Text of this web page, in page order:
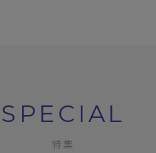
SPECIAL
特集